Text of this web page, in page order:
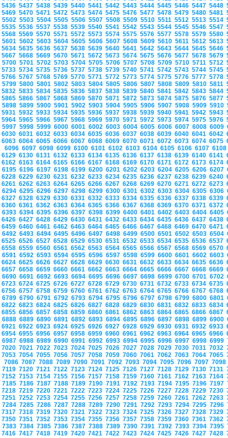
5436 5437 5438 5439 5440 5441 5442 5443 5444 5445 5446 5447 5448
5469 5470 5471 5472 5473 5474 5475 5476 5477 5478 5479 5480 5481
5502 5503 5504 5505 5506 5507 5508 5509 5510 5511 5512 5513 5514
5535 5536 5537 5538 5539 5540 5541 5542 5543 5544 5545 5546 5547
5568 5569 5570 5571 5572 5573 5574 5575 5576 5577 5578 5579 5580
5601 5602 5603 5604 5605 5606 5607 5608 5609 5610 5611 5612 5613
5634 5635 5636 5637 5638 5639 5640 5641 5642 5643 5644 5645 5646
5667 5668 5669 5670 5671 5672 5673 5674 5675 5676 5677 5678 5679
5700 5701 5702 5703 5704 5705 5706 5707 5708 5709 5710 5711 5712
5733 5734 5735 5736 5737 5738 5739 5740 5741 5742 5743 5744 5745
5766 5767 5768 5769 5770 5771 5772 5773 5774 5775 5776 5777 5778
5799 5800 5801 5802 5803 5804 5805 5806 5807 5808 5809 5810 5811
5832 5833 5834 5835 5836 5837 5838 5839 5840 5841 5842 5843 5844
5865 5866 5867 5868 5869 5870 5871 5872 5873 5874 5875 5876 5877
5898 5899 5900 5901 5902 5903 5904 5905 5906 5907 5908 5909 5910
5931 5932 5933 5934 5935 5936 5937 5938 5939 5940 5941 5942 5943
5964 5965 5966 5967 5968 5969 5970 5971 5972 5973 5974 5975 5976
5997 5998 5999 6000 6001 6002 6003 6004 6005 6006 6007 6008 6009
6030 6031 6032 6033 6034 6035 6036 6037 6038 6039 6040 6041 6042
6063 6064 6065 6066 6067 6068 6069 6070 6071 6072 6073 6074 6075
6096 6097 6098 6099 6100 6101 6102 6103 6104 6105 6106 6107
6129 6130 6131 6132 6133 6134 6135 6136 6137 6138 6139 6140 6141
6162 6163 6164 6165 6166 6167 6168 6169 6170 6171 6172 6173 6174
6195 6196 6197 6198 6199 6200 6201 6202 6203 6204 6205 6206 6207
6228 6229 6230 6231 6232 6233 6234 6235 6236 6237 6238 6239 6240
6261 6262 6263 6264 6265 6266 6267 6268 6269 6270 6271 6272 6273
6294 6295 6296 6297 6298 6299 6300 6301 6302 6303 6304 6305 6306
6327 6328 6329 6330 6331 6332 6333 6334 6335 6336 6337 6338 6339
6360 6361 6362 6363 6364 6365 6366 6367 6368 6369 6370 6371 6372
6393 6394 6395 6396 6397 6398 6399 6400 6401 6402 6403 6404 6405
6426 6427 6428 6429 6430 6431 6432 6433 6434 6435 6436 6437 6438
6459 6460 6461 6462 6463 6464 6465 6466 6467 6468 6469 6470 6471
6492 6493 6494 6495 6496 6497 6498 6499 6500 6501 6502 6503 6504
6525 6526 6527 6528 6529 6530 6531 6532 6533 6534 6535 6536 6537
6558 6559 6560 6561 6562 6563 6564 6565 6566 6567 6568 6569 6570
6591 6592 6593 6594 6595 6596 6597 6598 6599 6600 6601 6602 6603
6624 6625 6626 6627 6628 6629 6630 6631 6632 6633 6634 6635 6636
6657 6658 6659 6660 6661 6662 6663 6664 6665 6666 6667 6668 6669
6690 6691 6692 6693 6694 6695 6696 6697 6698 6699 6700 6701 6702
6723 6724 6725 6726 6727 6728 6729 6730 6731 6732 6733 6734 6735
6756 6757 6758 6759 6760 6761 6762 6763 6764 6765 6766 6767 6768
6789 6790 6791 6792 6793 6794 6795 6796 6797 6798 6799 6800 6801
6822 6823 6824 6825 6826 6827 6828 6829 6830 6831 6832 6833 6834
6855 6856 6857 6858 6859 6860 6861 6862 6863 6864 6865 6866 6867
6888 6889 6890 6891 6892 6893 6894 6895 6896 6897 6898 6899 6900
6921 6922 6923 6924 6925 6926 6927 6928 6929 6930 6931 6932 6933
6954 6955 6956 6957 6958 6959 6960 6961 6962 6963 6964 6965 6966
6987 6988 6989 6990 6991 6992 6993 6994 6995 6996 6997 6998 6999
7020 7021 7022 7023 7024 7025 7026 7027 7028 7029 7030 7031 7032
7053 7054 7055 7056 7057 7058 7059 7060 7061 7062 7063 7064 7065
7086 7087 7088 7089 7090 7091 7092 7093 7094 7095 7096 7097
7119 7120 7121 7122 7123 7124 7125 7126 7127 7128 7129 7130 7131
7152 7153 7154 7155 7156 7157 7158 7159 7160 7161 7162 7163 7164
7185 7186 7187 7188 7189 7190 7191 7192 7193 7194 7195 7196 7197
7218 7219 7220 7221 7222 7223 7224 7225 7226 7227 7228 7229 7230
7251 7252 7253 7254 7255 7256 7257 7258 7259 7260 7261 7262 7263
7284 7285 7286 7287 7288 7289 7290 7291 7292 7293 7294 7295 7296
7317 7318 7319 7320 7321 7322 7323 7324 7325 7326 7327 7328 7329
7350 7351 7352 7353 7354 7355 7356 7357 7358 7359 7360 7361 7362
7383 7384 7385 7386 7387 7388 7389 7390 7391 7392 7393 7394 7395
7416 7417 7418 7419 7420 7421 7422 7423 7424 7425 7426 7427 7428